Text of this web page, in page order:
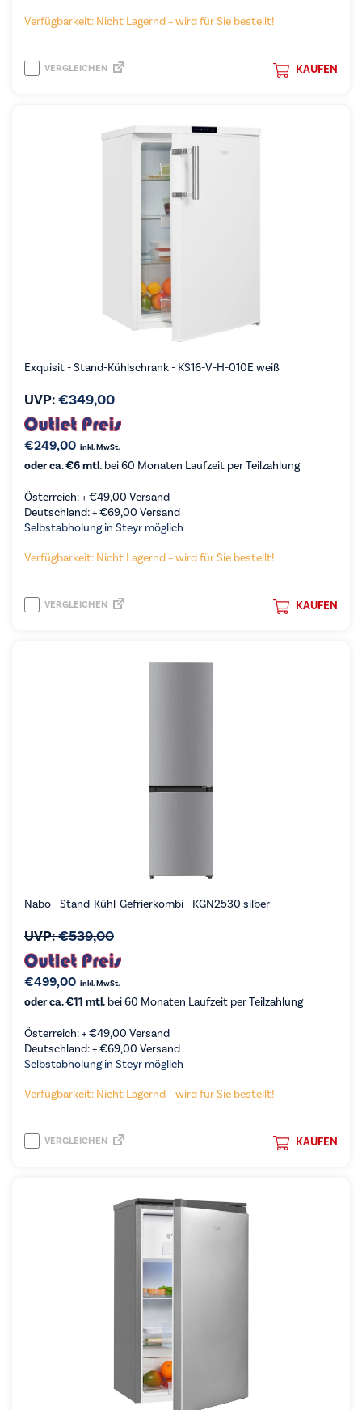
Verfügbarkeit: Nicht Lagernd – wird für Sie bestellt!
KAUFEN
VERGLEICHEN
Exquisit - Stand-Kühlschrank - KS16-V-H-010E weiß
UVP:€349,00
€249,00 inkl. MwSt.
oder ca. €6 mtl. bei 60 Monaten Laufzeit per Teilzahlung
Österreich: +€49,00 Versand
Deutschland: +€69,00 Versand
Selbstabholung in Steyr möglich
Verfügbarkeit: Nicht Lagernd – wird für Sie bestellt!
KAUFEN
VERGLEICHEN
Nabo - Stand-Kühl-Gefrierkombi - KGN2530 silber
UVP:€539,00
€499,00 inkl. MwSt.
oder ca. €11 mtl. bei 60 Monaten Laufzeit per Teilzahlung
Österreich: +€49,00 Versand
Deutschland: +€69,00 Versand
Selbstabholung in Steyr möglich
Verfügbarkeit: Nicht Lagernd – wird für Sie bestellt!
KAUFEN
VERGLEICHEN